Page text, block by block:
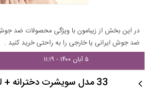
در این بخش از زیبامون با ویژگی محصولات ضد
ضد جوش ایرانی یا خارجی را به راحتی خرید کنید .
۵ آبان ۱۴۰۰ - ۱۱:۱۹
33 مدل سویشرت دخترانه + لینک خرید